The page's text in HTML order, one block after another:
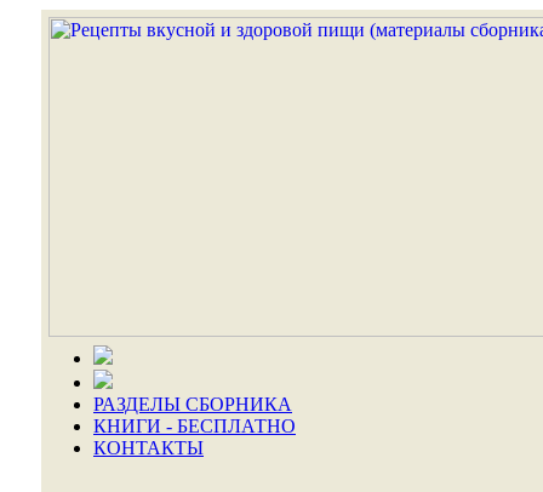
РАЗДЕЛЫ СБОРНИКА
КНИГИ - БЕСПЛАТНО
КОНТАКТЫ